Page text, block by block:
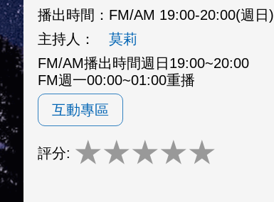
播出時間： FM/AM 19:00-20:00(週日)
主持人：
莫莉
FM/AM播出時間週日19:00~20:00
FM週一00:00~01:00重播
互動專區
評分: ★★★★★